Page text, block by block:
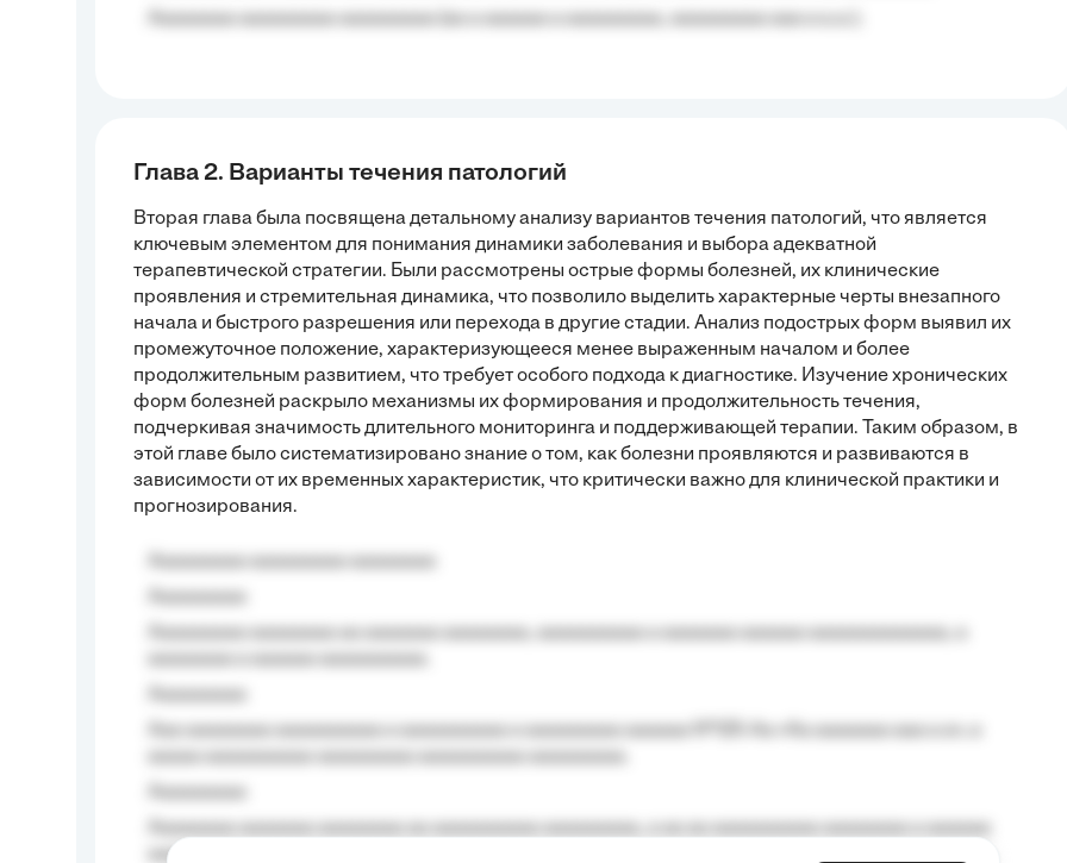
Глава 2. Варианты течения патологий
Вторая глава была посвящена детальному анализу вариантов течения патологий, что является
ключевым элементом для понимания динамики заболевания и выбора адекватной
терапевтической стратегии. Были рассмотрены острые формы болезней, их клинические
проявления и стремительная динамика, что позволило выделить характерные черты внезапного
начала и быстрого разрешения или перехода в другие стадии. Анализ подострых форм выявил их
промежуточное положение, характеризующееся менее выраженным началом и более
продолжительным развитием, что требует особого подхода к диагностике. Изучение хронических
форм болезней раскрыло механизмы их формирования и продолжительность течения,
подчеркивая значимость длительного мониторинга и поддерживающей терапии. Таким образом, в
этой главе было систематизировано знание о том, как болезни проявляются и развиваются в
зависимости от их временных характеристик, что критически важно для клинической практики и
прогнозирования.
aaaa aaaa.